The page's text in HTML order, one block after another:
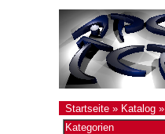
Startseite» Katalog»
Kategorien